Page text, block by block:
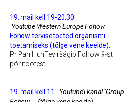
19. mail kell 19-20.30
Youtube Western Europe Fohow
Fohow tervisetooted organismi
toetamiseks (tõlge vene keelde).
Pr Pan HunFey räägib Fohow 9-st
põhitootest
19. mail kell 11 Youtube'i kanal "Group